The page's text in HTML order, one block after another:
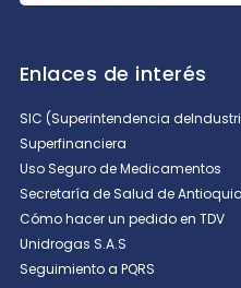
Enlaces de interés
SIC (Superintendencia
Superfinanciera
Uso Seguro de Medicamentos
Secretaría de Salud de Antioquia
Cómo hacer un pedido en TDV
Unidrogas S.A.S
Seguimiento a PQRS